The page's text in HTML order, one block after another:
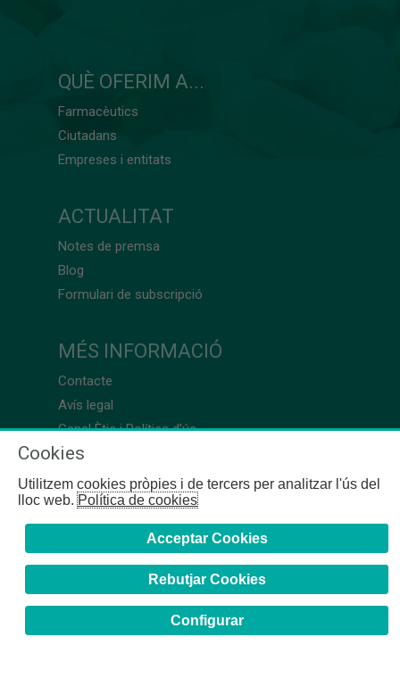
QUÈ OFERIM A...
Farmacèutics
Ciutadans
Empreses i entitats
ACTUALITAT
Notes de premsa
Blog
Formulari de subscripció
MÉS INFORMACIÓ
Contacte
Avís legal
Canal Ètic i Política d’ús
Cookies
Utilitzem cookies pròpies i de tercers per analitzar l'ús del
lloc web.Política de cookies
Acceptar Cookies
Rebutjar Cookies
Configurar